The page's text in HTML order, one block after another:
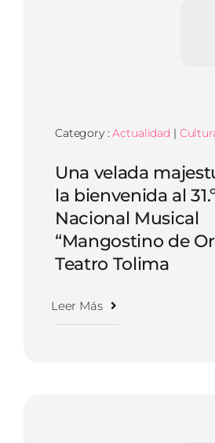
Category :Actualidad |
Una velada
la bienvenida al
Nacional Musical
“Mangostino de
Teatro Tolima
Leer Más